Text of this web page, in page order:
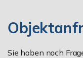
Sie haben noch